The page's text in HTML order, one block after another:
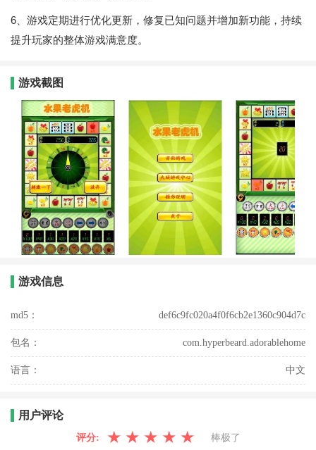
6、游戏定期进行优化更新，修复已知问题并增加新功能，持续
提升玩家的整体游戏满意度。
游戏截图
游戏信息
md5： def6c9fc020a4f0f6cb2e1360c904d7c
包名： com.hyperbeard.adorablehome
语言： 中文
用户评论
评分: ★ ★ ★ ★ ★ 棒极了